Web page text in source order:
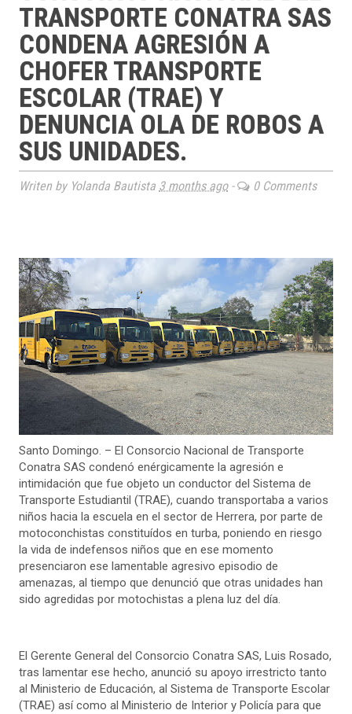
TRANSPORTE CONATRA SAS
CONDENA AGRESIÓN A
CHOFER TRANSPORTE
ESCOLAR (TRAE) Y
DENUNCIA OLA DE ROBOS A
SUS UNIDADES.
Writen by Yolanda Bautista 3 months ago- 0 Comments
Santo Domingo. – El Consorcio Nacional de Transporte
Conatra SAS condenó enérgicamente la agresión e
intimidación que fue objeto un conductor del Sistema de
Transporte Estudiantil (TRAE), cuando transportaba a varios
niños hacia la escuela en el sector de Herrera, por parte de
motoconchistas constituídos en turba, poniendo en riesgo
la vida de indefensos niños que en ese momento
presenciaron ese lamentable agresivo episodio de
amenazas, al tiempo que denunció que otras unidades han
sido agredidas por motochistas a plena luz del día.
El Gerente General del Consorcio Conatra SAS, Luis Rosado,
tras lamentar ese hecho, anunció su apoyo irrestricto tanto
al Ministerio de Educación, al Sistema de Transporte Escolar
(TRAE) así como al Ministerio de Interior y Policía para que